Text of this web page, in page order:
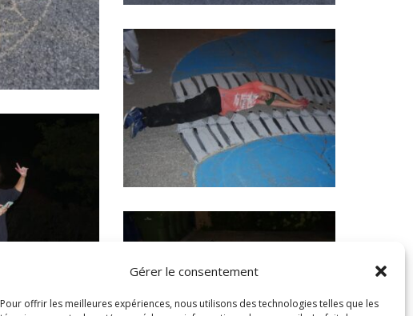
Gérer le consentement
Pour offrir les meilleures expériences, nous utilisons des technologies telles que les